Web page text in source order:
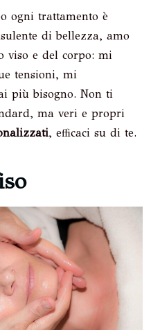
ogni trattamento è
di bellezza, amo
viso e del corpo: mi
tensioni, mi
più bisogno. Non ti
ma veri e propri
, efficaci su di te.